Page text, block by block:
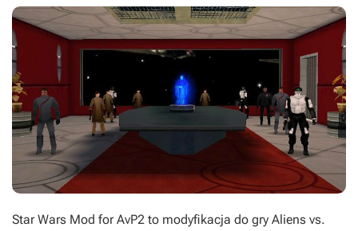
Star Wars Mod for AvP2 to modyfikacja do gry Aliens vs.